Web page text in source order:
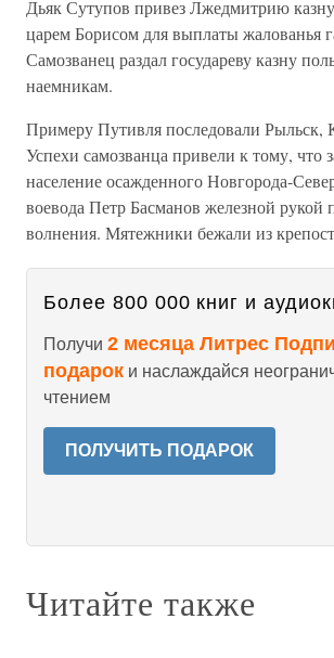
Дьяк Сутупов привез Лжедмитрию
царем Борисом для выплаты жалованья
Самозванец раздал государеву казну
наемникам.
Примеру Путивля последовали Рыльск,
Успехи самозванца привели к тому, что
население осажденного Новгорода-
воевода Петр Басманов железной рукой
волнения. Мятежники бежали из
Более 800 000 книг и
Получи 2 месяца Литрес
подарок и наслаждайся
чтением
ПОЛУЧИТЬ ПОДАРОК
Читайте также